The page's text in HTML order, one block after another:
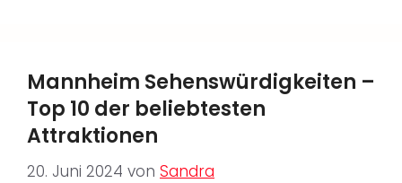
Mannheim Sehenswürdigkeiten –
Top 10 der beliebtesten
Attraktionen
20. Juni 2024 von Sandra